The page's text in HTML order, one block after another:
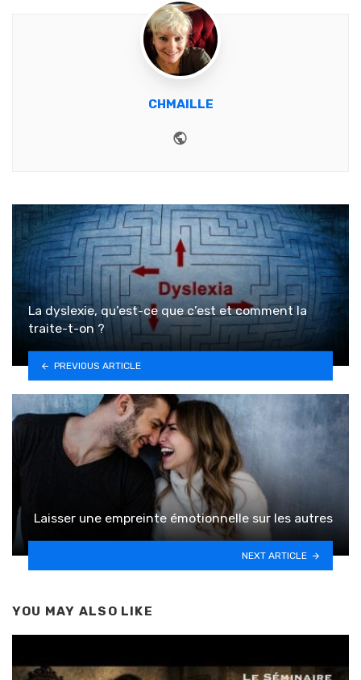
CHMAILLE
La dyslexie, qu’est-ce que c’est et comment la
traite-t-on ?
PREVIOUS ARTICLE
Laisser une empreinte émotionnelle sur les autres
NEXT ARTICLE
YOU MAY ALSO LIKE